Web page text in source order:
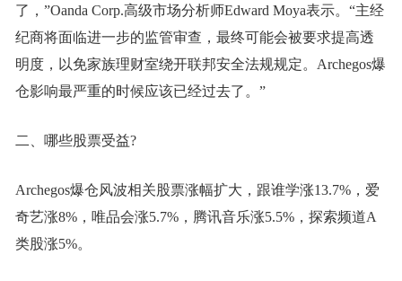
了，”Oanda Corp.高级市场分析师Edward Moya表示。“主经
纪商将面临进一步的监管审查，最终可能会被要求提高透
明度，以免家族理财室绕开联邦安全法规规定。Archegos爆
仓影响最严重的时候应该已经过去了。”
二、哪些股票受益?
Archegos爆仓风波相关股票涨幅扩大，跟谁学涨13.7%，爱
奇艺涨8%，唯品会涨5.7%，腾讯音乐涨5.5%，探索频道A
类股涨5%。